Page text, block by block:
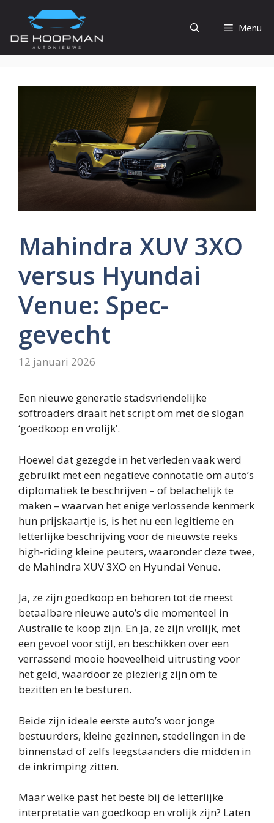
de
inhoud
Menu
Mahindra XUV 3XO
versus Hyundai
Venue: Spec-
gevecht
12 januari 2026
Een nieuwe generatie stadsvriendelijke
softroaders draait het script om met de slogan
‘goedkoop en vrolijk’.
Hoewel dat gezegde in het verleden vaak werd
gebruikt met een negatieve connotatie om auto’s
diplomatiek te beschrijven – of belachelijk te
maken – waarvan het enige verlossende kenmerk
hun prijskaartje is, is het nu een legitieme en
letterlijke beschrijving voor de nieuwste reeks
high-riding kleine peuters, waaronder deze twee,
de Mahindra XUV 3XO en Hyundai Venue.
Ja, ze zijn goedkoop en behoren tot de meest
betaalbare nieuwe auto’s die momenteel in
Australië te koop zijn. En ja, ze zijn vrolijk, met
een gevoel voor stijl, en beschikken over een
verrassend mooie hoeveelheid uitrusting voor
het geld, waardoor ze plezierig zijn om te
bezitten en te besturen.
Beide zijn ideale eerste auto’s voor jonge
bestuurders, kleine gezinnen, stedelingen in de
binnenstad of zelfs leegstaanders die midden in
de inkrimping zitten.
Maar welke past het beste bij de letterlijke
interpretatie van goedkoop en vrolijk zijn? Laten